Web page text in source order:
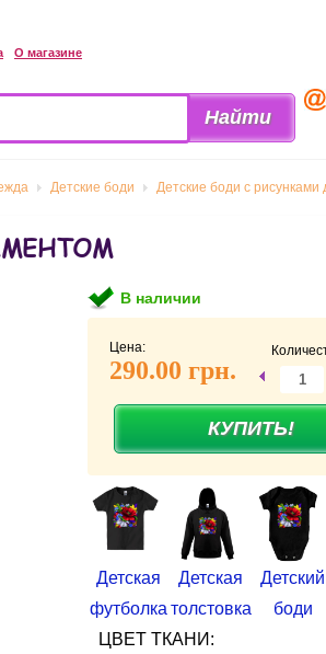
О магазине
Детские боди Детские боди с рисунками
В наличии
Цена:
290.00 грн.
Детская
футболка
Детская
толстовка
Детский
боди
ЦВЕТ ТКАНИ: